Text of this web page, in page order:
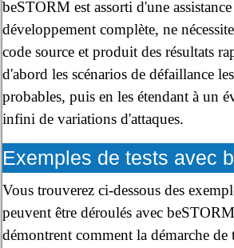
beSTORM est assorti d'une
développement complète, ne
code source et produit des résultats
d'abord les scénarios de défaillance
probables, puis en les étendant à un
infini de variations d'attaques.
Exemples de tests avec
Vous trouverez ci-dessous des
peuvent être déroulés avec
démontrent comment la démarche de